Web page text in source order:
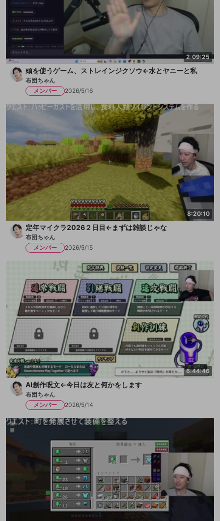
2:09:25
頭を使うゲーム、ストレインジクソウ←水とヤニーと私
布団ちゃん
メンバー
2026/5/16
8:20:10
定年マイクラ2026２日目←まずは雑談じゃな
布団ちゃん
メンバー
2026/5/15
6:44:46
AI創作呪文←今日は友と何かをします
布団ちゃん
メンバー
2026/5/14